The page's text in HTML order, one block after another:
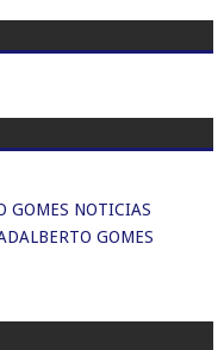
GOMES NOTICIAS
GOMES